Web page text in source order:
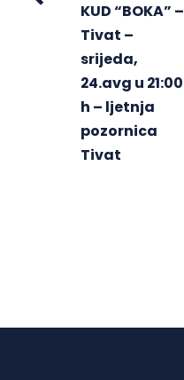
KUD “BOKA” –
Tivat –
srijeda,
24.avg u 21:00
h – ljetnja
pozornica
Tivat